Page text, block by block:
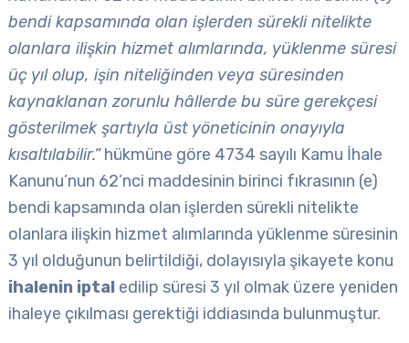
bendi kapsamında olan işlerden sürekli nitelikte
olanlara ilişkin hizmet alımlarında, yüklenme süresi
üç yıl olup, işin niteliğinden veya süresinden
kaynaklanan zorunlu hâllerde bu süre gerekçesi
gösterilmek şartıyla üst yöneticinin onayıyla
kısaltılabilir.”hükmüne göre 4734 sayılı Kamu İhale
Kanunu’nun 62’nci maddesinin birinci fıkrasının (e)
bendi kapsamında olan işlerden sürekli nitelikte
olanlara ilişkin hizmet alımlarında yüklenme süresinin
3 yıl olduğunun belirtildiği, dolayısıyla şikayete konu
ihalenin iptaledilip süresi 3 yıl olmak üzere yeniden
ihaleye çıkılması gerektiği iddiasında bulunmuştur.